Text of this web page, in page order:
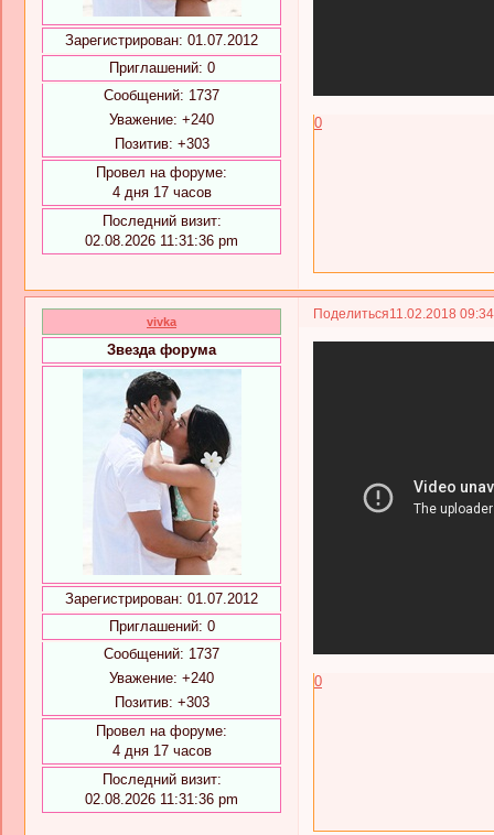
Зарегистрирован: 01.07.2012
Приглашений: 0
Сообщений: 1737
Уважение: +240
Позитив: +303
Провел на форуме:
4 дня 17 часов
Последний визит:
02.08.2026 11:31:36 pm
0
Поделиться11.02.2018
vivka
Звезда форума
Зарегистрирован: 01.07.2012
Приглашений: 0
Сообщений: 1737
Уважение: +240
Позитив: +303
Провел на форуме:
4 дня 17 часов
Последний визит:
02.08.2026 11:31:36 pm
0